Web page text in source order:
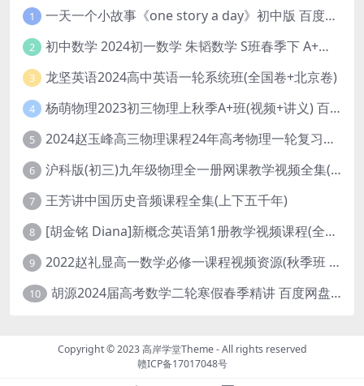
1 一天一个小故事《one story a day》初中版 百度网盘分享下载
2 初中数学 2024初一数学 朱韬数学 S班春季下 A+班春季下 百度云网盘
3 龙坚英语2024高中英语一轮系统班(全国卷+北京卷)
4 杨萌物理2023初三物理上秋季A+班(视频+讲义) 百度网盘分享
5 2024赵玉峰高三物理课程24年高考物理一轮复习网课教程
6 沪科版(初三)九年级物理全一册网课教学视频全集(录播版 杜春雨 66讲)
7 王芳讲中国历史音频课程全集(上下五千年)
8 [胡金铭 Diana]新概念英语第1册教学视频课程(全集 百度网盘下载)
9 2022赵礼显高一数学必修一课程视频资源(秋季班 含讲义)百度网盘云
10 胡源2024届高考数学二轮寒假春季精讲 百度网盘分享
Copyright © 2023高岸学堂Theme- All rights reserved
赣ICP备17017048号